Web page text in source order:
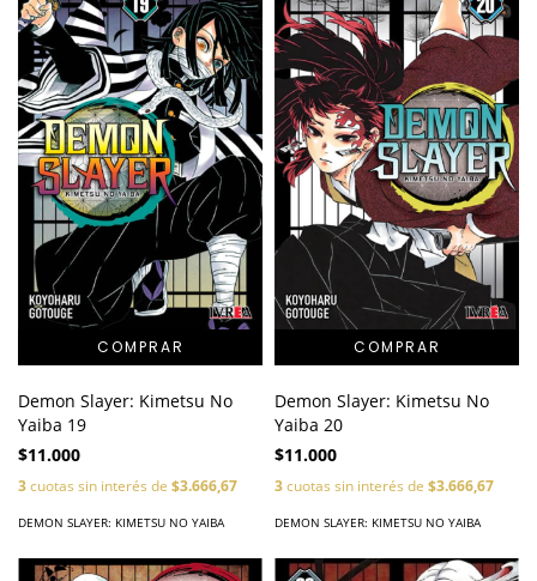
Demon Slayer: Kimetsu No
Yaiba 19
$11.000
3cuotas sin interés de $3.666,67
DEMON SLAYER: KIMETSU NO YAIBA
Demon Slayer: Kimetsu No
Yaiba 20
$11.000
3cuotas sin interés de $3.666,67
DEMON SLAYER: KIMETSU NO YAIBA